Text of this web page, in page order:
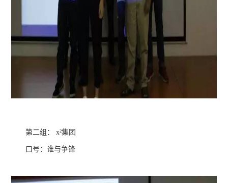
第二组： x²集团
口号：谁与争锋